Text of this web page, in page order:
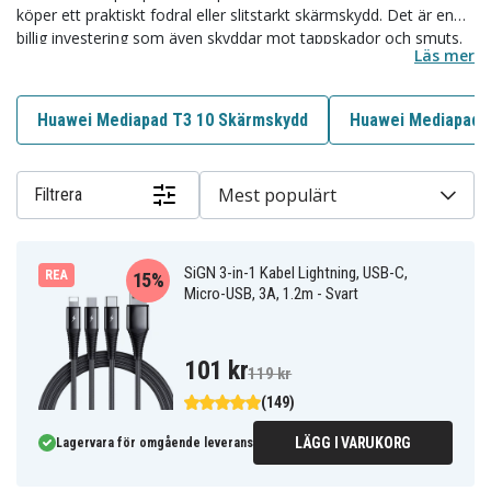
köper ett praktiskt fodral eller slitstarkt skärmskydd. Det är en
billig investering som även skyddar mot tappskador och smuts.
Vi har en stor variation av tillbehör för Mediapad T3 10 i vårtLäs mer
Huawei Mediapad T3 10 Skärmskydd Huawei Mediapad
Filtrera Mest populärt
REA
SiGN 3-in-1 Kabel Lightning, USB-C,
Micro-USB, 3A, 1.2m - Svart
(149)
15%
101 kr119 kr
Lagervara för omgående leverans LÄGG I VARUKORG